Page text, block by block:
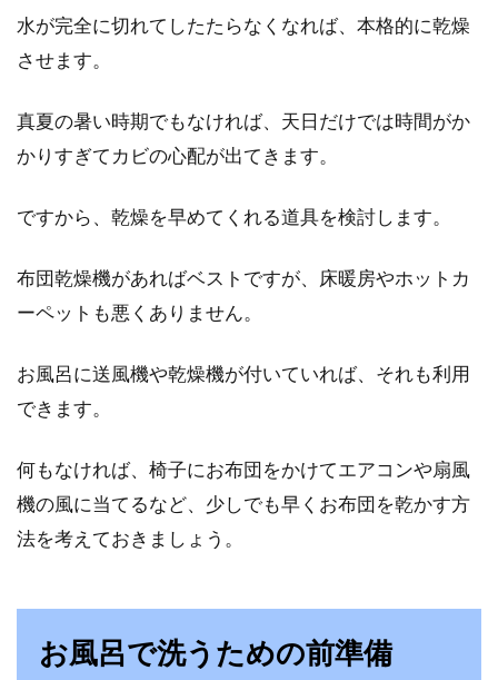
皆さんはお布団を保管する際には、どのような
寒い時期の快眠方法！身体に無理な
古いお布団の引き取り方法教えま
お布団を新しく買い換える時、古いお布団をど
のように処分するのか迷いますよね。自治体の
水が完全に切れてしたたらなくなれば、本格的に乾燥
させます。
真夏の暑い時期でもなければ、天日だけでは時間がか
かりすぎてカビの心配が出てきます。
ですから、乾燥を早めてくれる道具を検討します。
布団乾燥機があればベストですが、床暖房やホットカ
ーペットも悪くありません。
お風呂に送風機や乾燥機が付いていれば、それも利用
できます。
何もなければ、椅子にお布団をかけてエアコンや扇風
機の風に当てるなど、少しでも早くお布団を乾かす方
法を考えておきましょう。
お風呂で洗うための前準備